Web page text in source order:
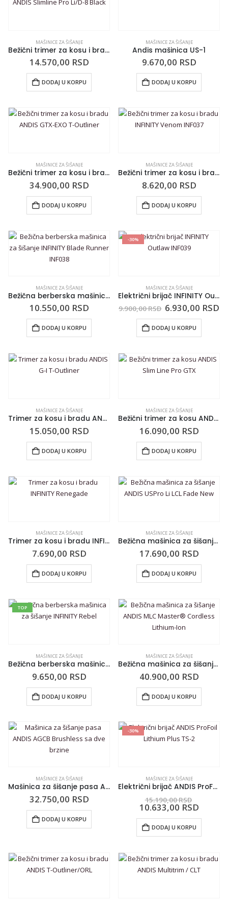
MAŠINICE ZA ŠIŠANJE
Bežični trimer za kosu i bradu ANDIS Slimline Pro Li/D-8 Black
14.570,00 RSD
DODAJ U KORPU
MAŠINICE ZA ŠIŠANJE
Andis mašinica US-1
9.670,00 RSD
DODAJ U KORPU
MAŠINICE ZA ŠIŠANJE
Bežični trimer za kosu i bradu ANDIS GTX-EXO T-Outliner
34.900,00 RSD
DODAJ U KORPU
MAŠINICE ZA ŠIŠANJE
Bežični trimer za kosu i bradu INFINITY Venom INF037
8.620,00 RSD
DODAJ U KORPU
MAŠINICE ZA ŠIŠANJE
Bežična berberska mašinica za šišanje INFINITY Blade Runner INF038
10.550,00 RSD
DODAJ U KORPU
-30%
MAŠINICE ZA ŠIŠANJE
Električni brijač INFINITY Outlaw INF039
9.900,00RSD 6.930,00 RSD
DODAJ U KORPU
MAŠINICE ZA ŠIŠANJE
Trimer za kosu i bradu ANDIS G-I T-Outliner
15.050,00 RSD
DODAJ U KORPU
MAŠINICE ZA ŠIŠANJE
Bežični trimer za kosu ANDIS Slim Line Pro GTX
16.090,00 RSD
DODAJ U KORPU
MAŠINICE ZA ŠIŠANJE
Trimer za kosu i bradu INFINITY Renegade
7.690,00 RSD
DODAJ U KORPU
MAŠINICE ZA ŠIŠANJE
Bežična mašinica za šišanje ANDIS USPro Li LCL Fade New
17.690,00 RSD
DODAJ U KORPU
TOP
MAŠINICE ZA ŠIŠANJE
Bežična berberska mašinica za šišanje INFINITY Rebel
9.650,00 RSD
DODAJ U KORPU
MAŠINICE ZA ŠIŠANJE
Bežična mašinica za šišanje ANDIS MLC Master® Cordless Lithium-Ion
40.900,00 RSD
DODAJ U KORPU
MAŠINICE ZA ŠIŠANJE
Mašinica za šišanje pasa ANDIS AGCB Brushless sa dve brzine
32.750,00 RSD
DODAJ U KORPU
-30%
MAŠINICE ZA ŠIŠANJE
Električni brijač ANDIS ProFoil Lithium Plus TS-2
15.190,00RSD
10.633,00 RSD
DODAJ U KORPU